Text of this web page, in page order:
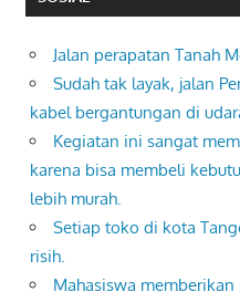
Jalan perapatan Tanah
Sudah tak layak, jalan
kabel bergantungan di
Kegiatan ini sangat
karena bisa membeli
lebih murah.
Setiap toko di kota
risih.
Mahasiswa memberikan